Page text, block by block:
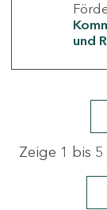
und
Zeige 1 bis